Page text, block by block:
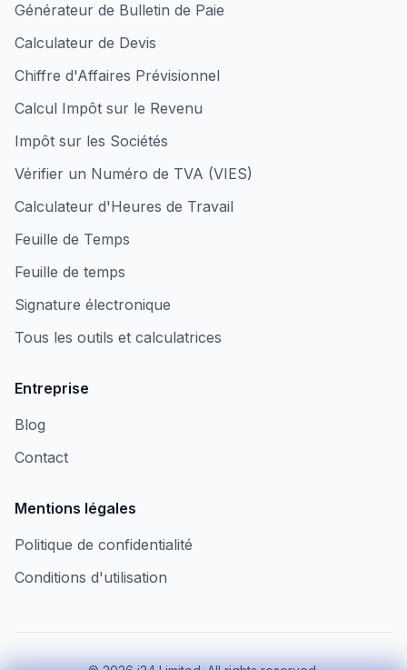
Générateur de Bulletin de Paie
Calculateur de Devis
Chiffre d'Affaires Prévisionnel
Calcul Impôt sur le Revenu
Impôt sur les Sociétés
Vérifier un Numéro de TVA (VIES)
Calculateur d'Heures de Travail
Feuille de Temps
Feuille de temps
Signature électronique
Tous les outils et calculatrices
Entreprise
Blog
Contact
Mentions légales
Politique de confidentialité
Conditions d'utilisation